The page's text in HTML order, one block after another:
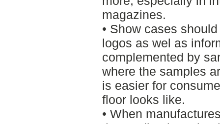
magazines.
• Show cases
logos as wel as
complemented by
where the samples
is easier for
floor looks like.
• When